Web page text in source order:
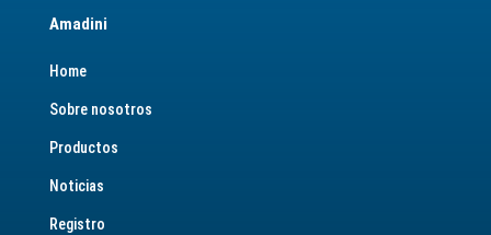
Amadini
Home
Sobre nosotros
Productos
Noticias
Registro